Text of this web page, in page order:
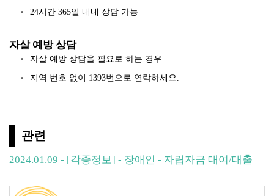
24시간 365일 내내 상담 가능
자살 예방 상담
자살 예방 상담을 필요로 하는 경우
지역 번호 없이 1393번으로 연락하세요.
관련
2024.01.09 - [각종정보] - 장애인 - 자립자금 대여/대출